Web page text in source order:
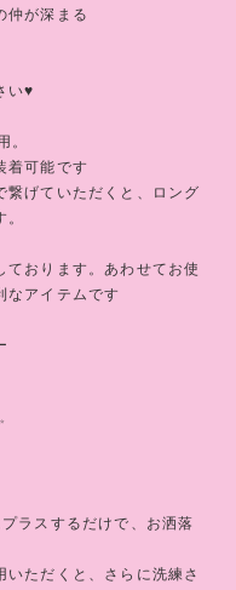
仲が深まる
い♥️
。
着可能です
繋げていただくと、ロング
ております。あわせてお使
なアイテムです
ラスするだけで、お洒落
ただくと、さらに洗練さ